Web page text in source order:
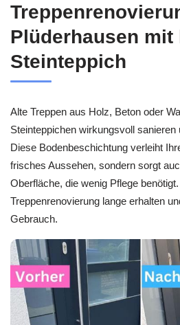
Plüderhausen mit
Steinteppich
Alte Treppen aus Holz, Beton oder
Steinteppichen wirkungsvoll sanieren
Diese Bodenbeschichtung verleiht
frisches Aussehen, sondern sorgt
Oberfläche, die wenig Pflege
Treppenrenovierung lange erhalten
Gebrauch.